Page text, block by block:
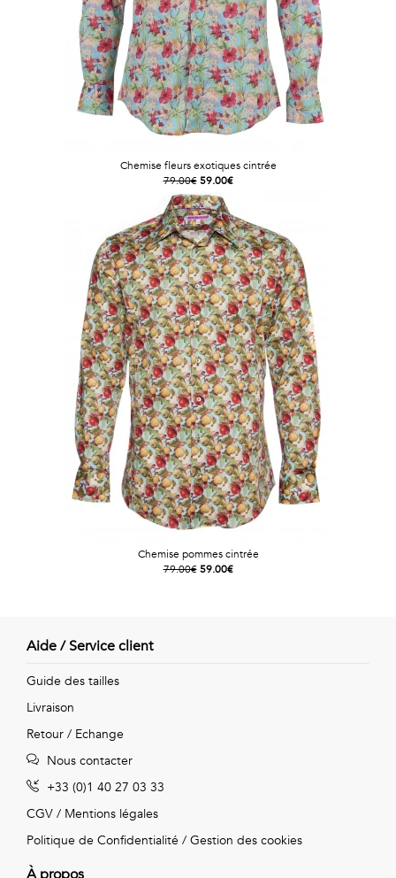
Chemise fleurs exotiques cintrée
79.00€ 59.00€
Chemise pommes cintrée
79.00€ 59.00€
Aide / Service client
Guide des tailles
Livraison
Retour / Echange
Nous contacter
+33 (0)1 40 27 03 33
CGV / Mentions légales
Politique de Confidentialité / Gestion des cookies